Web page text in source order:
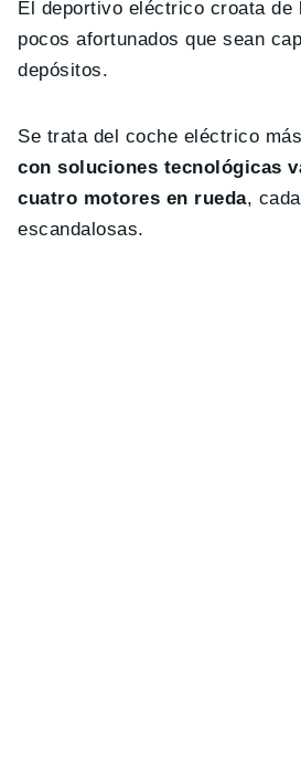
El deportivo eléctrico croata de
pocos afortunados que sean
depósitos.
Se trata del coche eléctrico
con soluciones tecnológicas
cuatro motores en rueda,
escandalosas.